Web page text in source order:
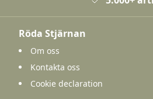
Röda Stjärnan
Om oss
Kontakta oss
Cookie declaration